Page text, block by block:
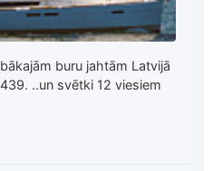
buru jahtām Latvijā
..un svētki 12 viesiem